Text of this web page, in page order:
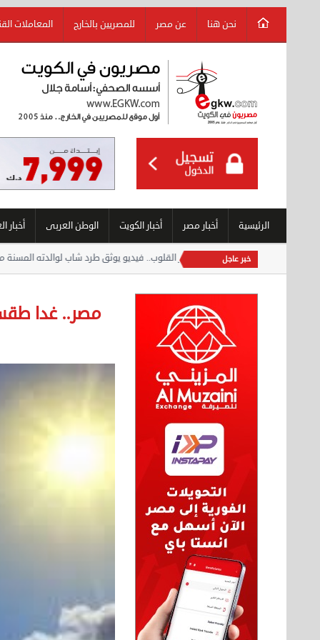
نحن هنا عن مصر للمصريين بالخارج المعاملات
الرئيسية أخبار مصر أخبار الكويت الوطن العربى أخبار
خبر عاجل
مصر.. غدا طقس
بيع ساعة تيسوت
الأحد 08 سبتمبر 2024 12:00 ص
وتركيب ...
السبت 07 سبتمبر 2024 04:09 م
وتركيب ...
السبت 07 سبتمبر 2024 04:08 م